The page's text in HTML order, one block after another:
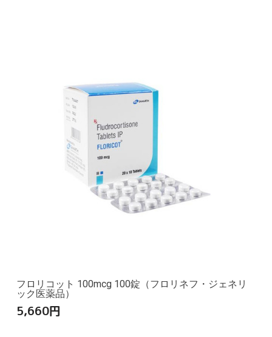
フロリコット 100mcg 100錠（フロリネフ・ジェネリ
ック医薬品）
5,660円